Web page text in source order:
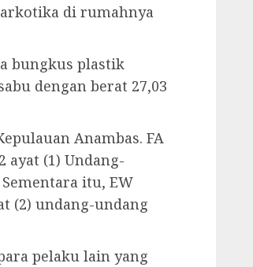
di rumahnya
bungkus plastik
dengan berat 27,03
Anambas. FA
ayat (1) Undang-
itu, EW
(2) undang-undang
pelaku lain yang